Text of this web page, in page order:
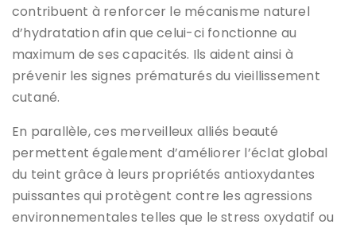
contribuent à renforcer le mécanisme naturel
d’hydratation afin que celui-ci fonctionne au
maximum de ses capacités. Ils aident ainsi à
prévenir les signes prématurés du vieillissement
cutané.
En parallèle, ces merveilleux alliés beauté
permettent également d’améliorer l’éclat global
du teint grâce à leurs propriétés antioxydantes
puissantes qui protègent contre les agressions
environnementales telles que le stress oxydatif ou